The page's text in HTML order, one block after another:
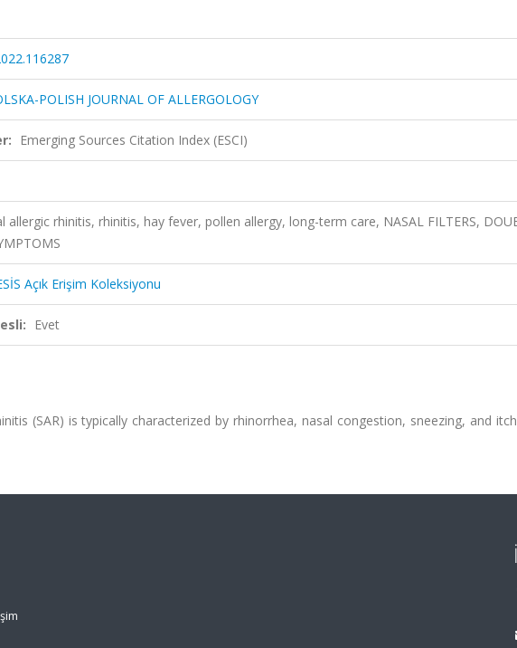
POLISH JOURNAL OF ALLERGOLOGY
Emerging Sources Citation Index (ESCI)
allergic rhinitis, rhinitis, hay fever, pollen allergy, long-term care, NASAL FILTERS,
Açık Erişim Koleksiyonu
Evet
(SAR) is typically characterized by rhinorrhea, nasal congestion, sneezing, and